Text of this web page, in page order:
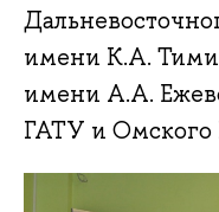
имени К.А.
имени А.А.
ГАТУ и Омского